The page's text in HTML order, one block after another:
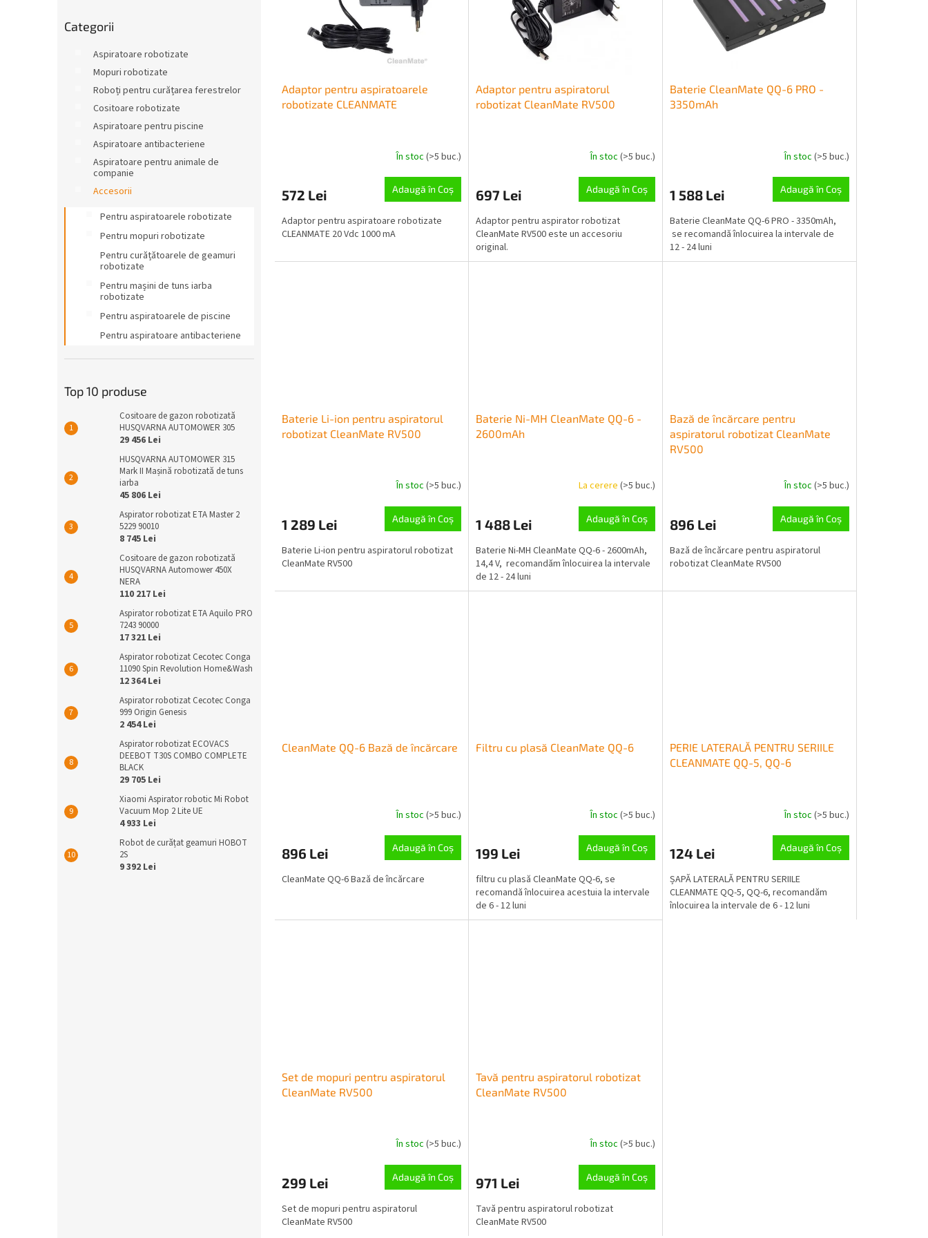
peste
Categorii
Aspiratoare robotizate
Mopuri robotizate
Roboți pentru curățarea ferestrelor
Cositoare robotizate
Aspiratoare pentru piscine
Aspiratoare antibacteriene
Aspiratoare pentru animale de
companie
Accesorii
Pentru aspiratoarele robotizate
Pentru mopuri robotizate
Pentru curățătoarele de geamuri
robotizate
Pentru mașini de tuns iarba
robotizate
Pentru aspiratoarele de piscine
Pentru aspiratoare antibacteriene
Top 10 produse
Cositoare de gazon robotizată
HUSQVARNA AUTOMOWER 305
29 456 Lei
HUSQVARNA AUTOMOWER 315
Mark II Mașină robotizată de tuns
iarba
45 806 Lei
Aspirator robotizat ETA Master 2
5229 90010
8 745 Lei
Cositoare de gazon robotizată
HUSQVARNA Automower 450X
NERA
110 217 Lei
Aspirator robotizat ETA Aquilo PRO
7243 90000
17 321 Lei
Aspirator robotizat Cecotec Conga
11090 Spin Revolution Home&Wash
12 364 Lei
Aspirator robotizat Cecotec Conga
999 Origin Genesis
2 454 Lei
Aspirator robotizat ECOVACS
DEEBOT T30S COMBO COMPLETE
BLACK
29 705 Lei
Xiaomi Aspirator robotic Mi Robot
Vacuum Mop 2 Lite UE
4 933 Lei
Robot de curățat geamuri HOBOT
2S
9 392 Lei
Adaptor pentru aspiratoarele
robotizate CLEANMATE
În stoc (>5 buc.)
572 Lei Adaugă în Coş
Adaptor pentru aspiratoare robotizate
CLEANMATE 20 Vdc 1000 mA
Adaptor pentru aspiratorul
robotizat CleanMate RV500
În stoc (>5 buc.)
697 Lei Adaugă în Coş
Adaptor pentru aspirator robotizat
CleanMate RV500 este un accesoriu
original.
Baterie CleanMate QQ-6 PRO -
3350mAh
În stoc (>5 buc.)
1 588 Lei Adaugă în Coş
Baterie CleanMate QQ-6 PRO - 3350mAh,
se recomandă înlocuirea la intervale de
12 - 24 luni
Baterie Li-ion pentru aspiratorul
robotizat CleanMate RV500
În stoc (>5 buc.)
1 289 Lei Adaugă în Coş
Baterie Li-ion pentru aspiratorul robotizat
CleanMate RV500
Baterie Ni-MH CleanMate QQ-6 -
2600mAh
La cerere (>5 buc.)
1 488 Lei Adaugă în Coş
Baterie Ni-MH CleanMate QQ-6 - 2600mAh,
14,4 V, recomandăm înlocuirea la intervale
de 12 - 24 luni
Bază de încărcare pentru
aspiratorul robotizat CleanMate
RV500
În stoc (>5 buc.)
896 Lei Adaugă în Coş
Bază de încărcare pentru aspiratorul
robotizat CleanMate RV500
CleanMate QQ-6 Bază de încărcare
În stoc (>5 buc.)
896 Lei Adaugă în Coş
CleanMate QQ-6 Bază de încărcare
Filtru cu plasă CleanMate QQ-6
În stoc (>5 buc.)
199 Lei Adaugă în Coş
filtru cu plasă CleanMate QQ-6, se
recomandă înlocuirea acestuia la intervale
de 6 - 12 luni
PERIE LATERALĂ PENTRU SERIILE
CLEANMATE QQ-5, QQ-6
În stoc (>5 buc.)
124 Lei Adaugă în Coş
ȘAPĂ LATERALĂ PENTRU SERIILE
CLEANMATE QQ-5, QQ-6, recomandăm
înlocuirea la intervale de 6 - 12 luni
Set de mopuri pentru aspiratorul
CleanMate RV500
În stoc (>5 buc.)
299 Lei Adaugă în Coş
Set de mopuri pentru aspiratorul
CleanMate RV500
Tavă pentru aspiratorul robotizat
CleanMate RV500
În stoc (>5 buc.)
971 Lei Adaugă în Coş
Tavă pentru aspiratorul robotizat
CleanMate RV500